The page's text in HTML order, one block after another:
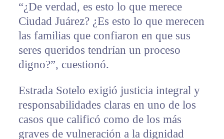
“¿De verdad, es esto lo que merece
Ciudad Juárez? ¿Es esto lo que merecen
las familias que confiaron en que sus
seres queridos tendrían un proceso
digno?”, cuestionó.
Estrada Sotelo exigió justicia integral y
responsabilidades claras en uno de los
casos que calificó como de los más
graves de vulneración a la dignidad